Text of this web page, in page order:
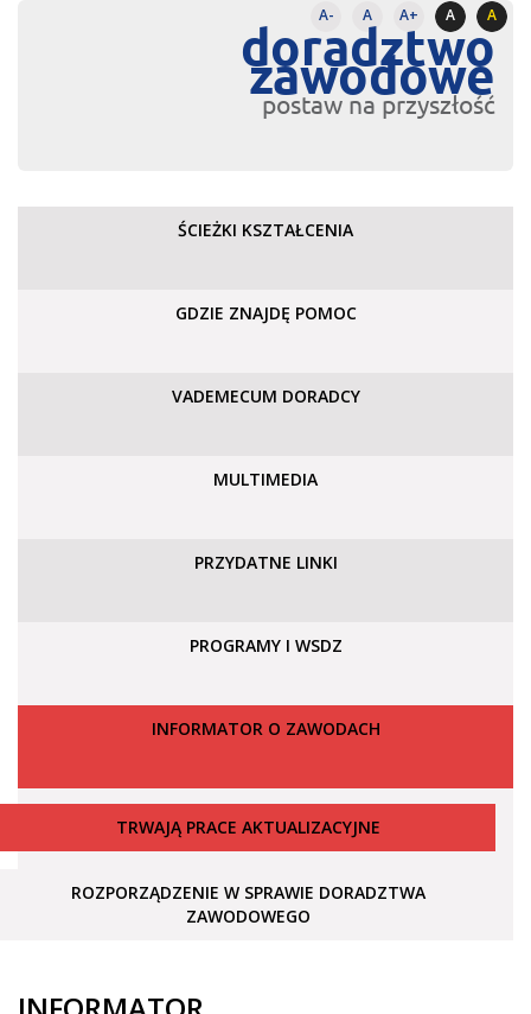
A- A A+ A A
doradztwo
zawodowe
postaw na przyszłość
ŚCIEŻKI KSZTAŁCENIA
GDZIE ZNAJDĘ POMOC
VADEMECUM DORADCY
MULTIMEDIA
PRZYDATNE LINKI
PROGRAMY I WSDZ
INFORMATOR O ZAWODACH
TRWAJĄ PRACE AKTUALIZACYJNE
ROZPORZĄDZENIE W SPRAWIE DORADZTWA
ZAWODOWEGO